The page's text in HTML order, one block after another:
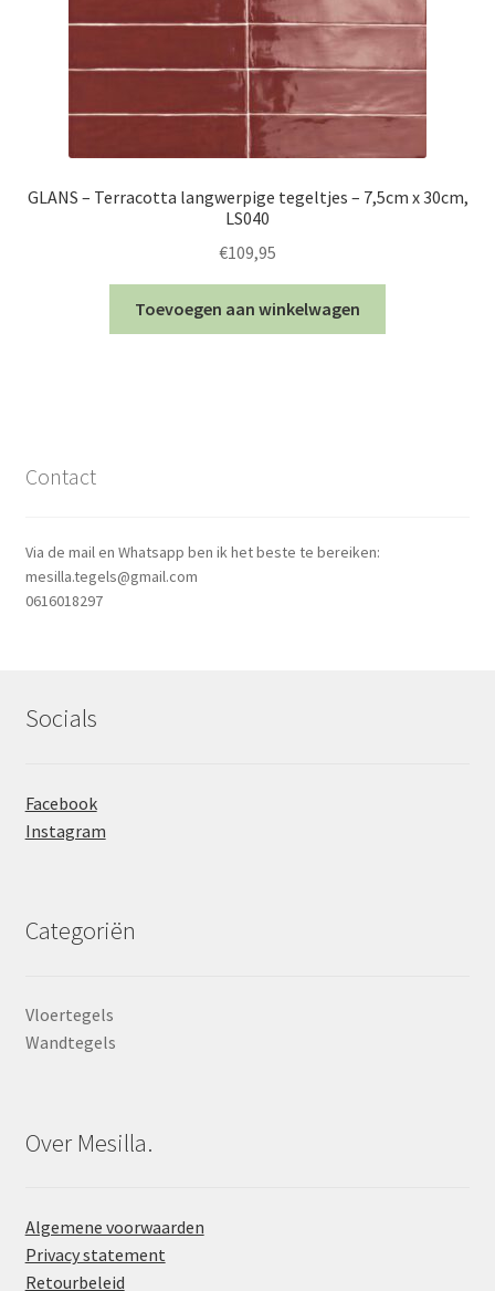
GLANS – Terracotta langwerpige tegeltjes – 7,5cm x 30cm,
LS040
€109,95
Toevoegen aan winkelwagen
Contact
Via de mail en Whatsapp ben ik het beste te bereiken:
mesilla.tegels@gmail.com
0616018297
Socials
Facebook
Instagram
Categoriën
Vloertegels
Wandtegels
Over Mesilla.
Algemene voorwaarden
Privacy statement
Retourbeleid